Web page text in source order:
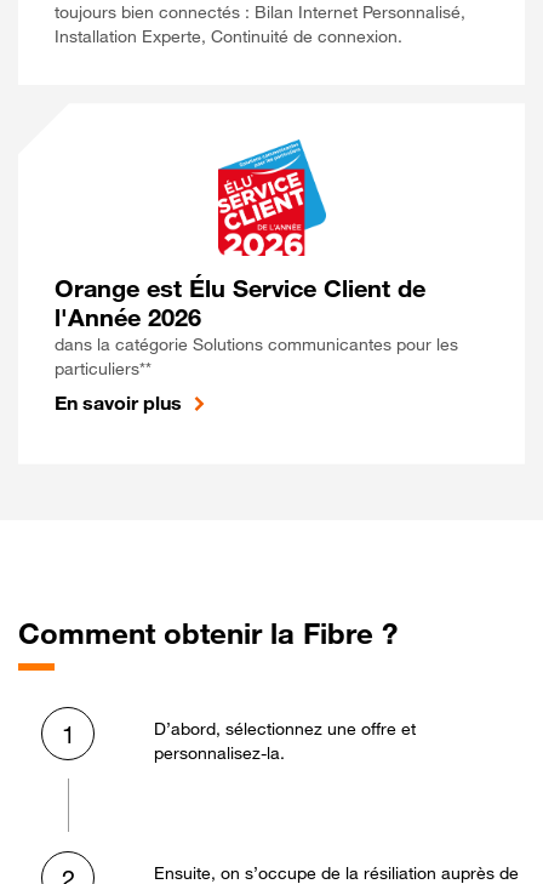
toujours bien connectés : Bilan Internet Personnalisé,
Installation Experte, Continuité de connexion.
Orange est Élu Service Client de
l'Année 2026
dans la catégorie Solutions communicantes pour les
particuliers**
En savoir plus
Comment obtenir la Fibre ?
1
D’abord, sélectionnez une offre et
personnalisez-la.
Ensuite, on s’occupe de la résiliation auprès de